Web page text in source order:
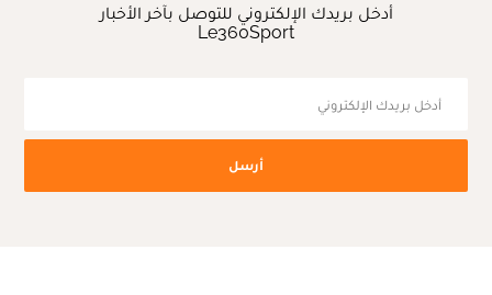
أدخل بريدك الإلكتروني للتوصل بآخر الأخبار
Le360Sport
أرسل